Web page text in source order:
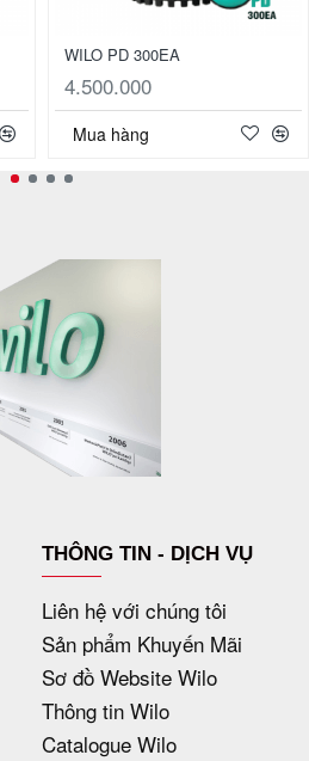
WILO PD 300EA
4.500.000
Mua hàng
THÔNG TIN - DỊCH VỤ
Liên hệ với chúng tôi
Sản phẩm Khuyến Mãi
Sơ đồ Website Wilo
Thông tin Wilo
Catalogue Wilo